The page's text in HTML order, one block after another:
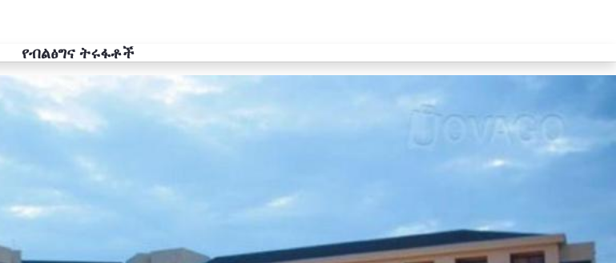
የብልፅግና ትሩፋቶች